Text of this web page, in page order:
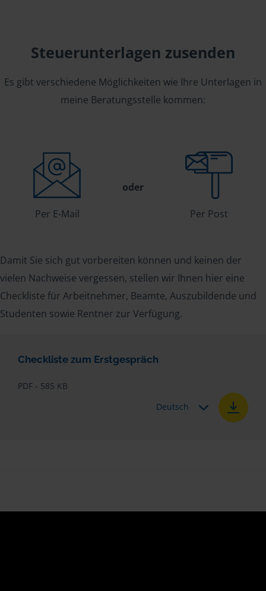
Steuerunterlagen zusenden
Es gibt verschiedene Möglichkeiten wie Ihre Unterlagen in
meine Beratungsstelle kommen:
Per E-Mail
oder
Per Post
Damit Sie sich gut vorbereiten können und keinen der
vielen Nachweise vergessen, stellen wir Ihnen hier eine
Checkliste für Arbeitnehmer, Beamte, Auszubildende und
Studenten sowie Rentner zur Verfügung.
Checkliste zum Erstgespräch
PDF - 585 KB
Deutsch